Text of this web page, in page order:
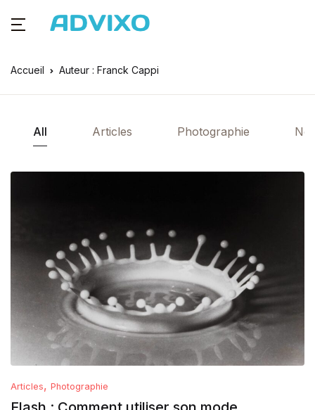
Accueil Auteur : Franck Cappi
All Articles Photographie
Articles, Photographie